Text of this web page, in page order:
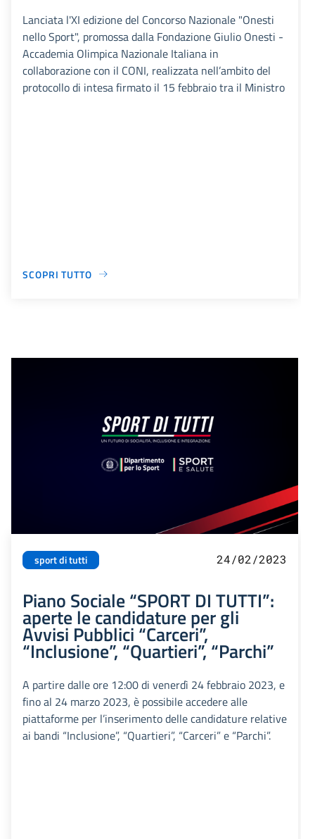
Lanciata l'XI edizione del Concorso Nazionale "Onesti
nello Sport", promossa dalla Fondazione Giulio Onesti -
Accademia Olimpica Nazionale Italiana in
collaborazione con il CONI, realizzata nell’ambito del
protocollo di intesa firmato il 15 febbraio tra il Ministro
SCOPRI TUTTO
sport di tutti 24/02/2023
Piano Sociale “SPORT DI TUTTI”:
aperte le candidature per gli
Avvisi Pubblici “Carceri”,
“Inclusione”, “Quartieri”, “Parchi”
A partire dalle ore 12:00 di venerdì 24 febbraio 2023, e
fino al 24 marzo 2023, è possibile accedere alle
piattaforme per l’inserimento delle candidature relative
ai bandi “Inclusione”, “Quartieri”, “Carceri” e “Parchi”.